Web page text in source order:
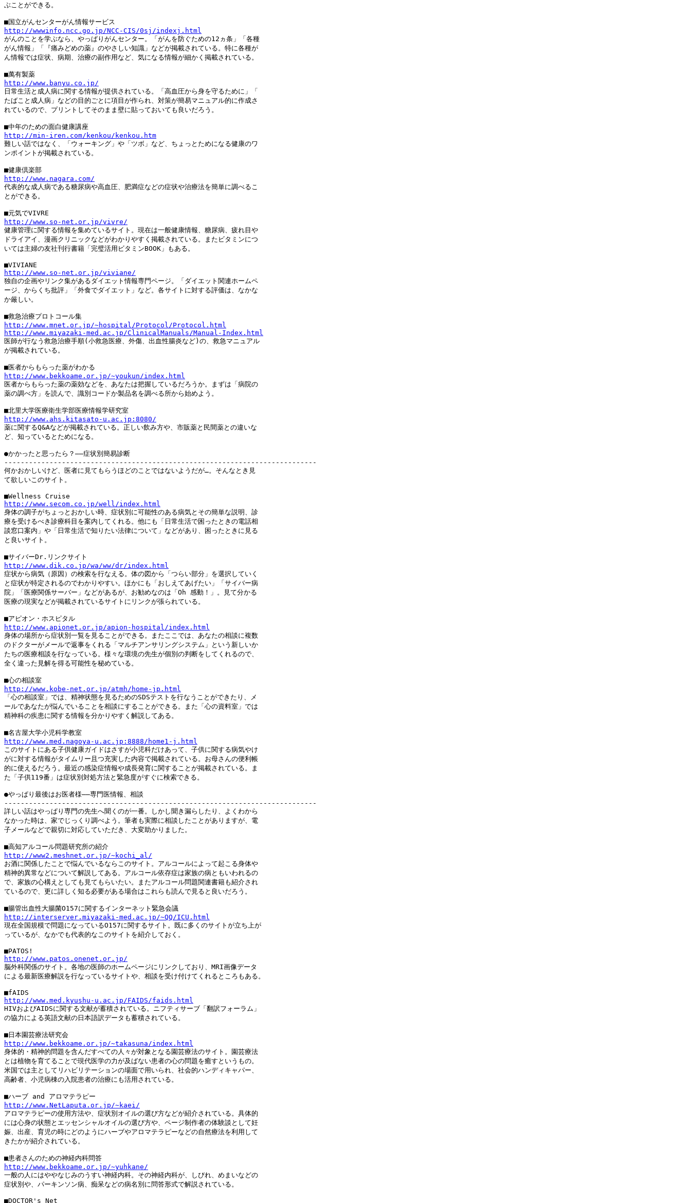
ぶことができる。
http://wwwinfo.ncc.go.jp/NCC-CIS/0sj/indexj.html
がんのことを学ぶなら、やっぱりがんセンター。「がんを防ぐための12ヵ条」「各種
がん情報」「『痛みどめの薬』のやさしい知識」などが掲載されている。特に各種が
ん情報では症状、病期、治療の副作用など、気になる情報が細かく掲載されている。
http://www.banyu.co.jp/
日常生活と成人病に関する情報が提供されている。「高血圧から身を守るために」「
たばこと成人病」などの目的ごとに項目が作られ、対策が簡易マニュアル的に作成さ
れているので、プリントしてそのまま壁に貼っておいても良いだろう。
http://min-iren.com/kenkou/kenkou.htm
難しい話ではなく、「ウォーキング」や「ツボ」など、ちょっとためになる健康のワ
ンポイントが掲載されている。
http://www.nagara.com/
代表的な成人病である糖尿病や高血圧、肥満症などの症状や治療法を簡単に調べるこ
とができる。
http://www.so-net.or.jp/vivre/
健康管理に関する情報を集めているサイト。現在は一般健康情報、糖尿病、疲れ目や
ドライアイ、漫画クリニックなどがわかりやすく掲載されている。またビタミンにつ
いては主婦の友社刊行書籍「完璧活用ビタミンBOOK」もある。
http://www.so-net.or.jp/viviane/
独自の企画やリンク集があるダイエット情報専門ページ。「ダイエット関連ホームペ
ージ、からくち批評」「外食でダイエット」など。各サイトに対する評価は、なかな
か厳しい。
http://www.mnet.or.jp/~hospital/Protocol/Protocol.html
http://www.miyazaki-med.ac.jp/ClinicalManuals/Manual-Index.html
医師が行なう救急治療手順(小救急医療、外傷、出血性腸炎など)の、救急マニュアル
が掲載されている。
http://www.bekkoame.or.jp/~youkun/index.html
医者からもらった薬の薬効などを、あなたは把握しているだろうか。まずは「病院の
薬の調べ方」を読んで、識別コードか製品名を調べる所から始めよう。
http://www.ahs.kitasato-u.ac.jp:8080/
薬に関するQ&Aなどが掲載されている。正しい飲み方や、市販薬と民間薬との違いな
ど、知っているとためになる。
●かかったと思ったら？――症状別簡易診断
----------------------------------------------------------------------------
何かおかしいけど、医者に見てもらうほどのことではないようだが…。そんなとき見
て欲しいこのサイト。
http://www.secom.co.jp/well/index.html
身体の調子がちょっとおかしい時、症状別に可能性のある病気とその簡単な説明、診
療を受けるべき診療科目を案内してくれる。他にも「日常生活で困ったときの電話相
談窓口案内」や「日常生活で知りたい法律について」などがあり、困ったときに見る
と良いサイト。
http://www.dik.co.jp/wa/ww/dr/index.html
症状から病気（原因）の検索を行なえる。体の図から「つらい部分」を選択していく
と症状が特定されるのでわかりやすい。ほかにも「おしえてあげたい」「サイバー病
院」「医療関係サーバー」などがあるが、お勧めなのは「Oh 感動！」。見て分かる
医療の現実などが掲載されているサイトにリンクが張られている。
http://www.apionet.or.jp/apion-hospital/index.html
身体の場所から症状別一覧を見ることができる。またここでは、あなたの相談に複数
のドクターがメールで返事をくれる「マルチアンサリングシステム」という新しいか
たちの医療相談を行なっている。様々な環境の先生が個別の判断をしてくれるので、
全く違った見解を得る可能性を秘めている。
http://www.kobe-net.or.jp/atmh/home-jp.html
「心の相談室」では、精神状態を見るためのSDSテストを行なうことができたり、メ
ールであなたが悩んでいることを相談にすることができる。また「心の資料室」では
精神科の疾患に関する情報を分かりやすく解説してある。
http://www.med.nagoya-u.ac.jp:8888/home1-j.html
このサイトにある子供健康ガイドはさすが小児科だけあって、子供に関する病気やけ
がに対する情報がタイムリー且つ充実した内容で掲載されている。お母さんの便利帳
的に使えるだろう。最近の感染症情報や成長発育に関することが掲載されている。ま
た「子供119番」は症状別対処方法と緊急度がすぐに検索できる。
●やっぱり最後はお医者様――専門医情報、相談
----------------------------------------------------------------------------
詳しい話はやっぱり専門の先生へ聞くのが一番。しかし聞き漏らしたり、よくわから
なかった時は、家でじっくり調べよう。筆者も実際に相談したことがありますが、電
子メールなどで親切に対応していただき、大変助かりました。
http://www2.meshnet.or.jp/~kochi_al/
お酒に関係したことで悩んでいるならこのサイト。アルコールによって起こる身体や
精神的異常などについて解説してある。アルコール依存症は家族の病ともいわれるの
で、家族の心構えとしても見てもらいたい。またアルコール問題関連書籍も紹介され
ているので、更に詳しく知る必要がある場合はこれらも読んで見ると良いだろう。
http://interserver.miyazaki-med.ac.jp/~QQ/ICU.html
現在全国規模で問題になっているO157に関するサイト。既に多くのサイトが立ち上が
っているが、なかでも代表的なこのサイトを紹介しておく。
http://www.patos.onenet.or.jp/
脳外科関係のサイト。各地の医師のホームページにリンクしており、MRI画像データ
による最新医療解説を行なっているサイトや、相談を受け付けてくれるところもある。
http://www.med.kyushu-u.ac.jp/FAIDS/faids.html
HIVおよびAIDSに関する文献が蓄積されている。ニフティサーブ「翻訳フォーラム」
の協力による英語文献の日本語訳データも蓄積されている。
http://www.bekkoame.or.jp/~takasuna/index.html
身体的・精神的問題を含んだすべての人々が対象となる園芸療法のサイト。園芸療法
とは植物を育てることで現代医学の力が及ばない患者の心の問題を癒すというもの。
米国では主としてリハビリテーションの場面で用いられ、社会的ハンディキャパー、
高齢者、小児病棟の入院患者の治療にも活用されている。
http://www.NetLaputa.or.jp/~kaei/
アロマテラピーの使用方法や、症状別オイルの選び方などが紹介されている。具体的
には心身の状態とエッセンシャルオイルの選び方や、ページ制作者の体験談として妊
娠、出産、育児の時にどのようにハーブやアロマテラピーなどの自然療法を利用して
きたかが紹介されている。
http://www.bekkoame.or.jp/~yuhkane/
一般の人にはややなじみのうすい神経内科。その神経内科が、しびれ、めまいなどの
症状別や、パーキンソン病、痴呆などの病名別に問答形式で解説されている。